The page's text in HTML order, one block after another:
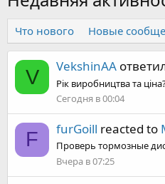
Что нового Новые
V VekshinAA
Рік виробництва та
Сегодня в 00:04
F furGoill reacted to
Проверь тормозные
Вчера в 07:25